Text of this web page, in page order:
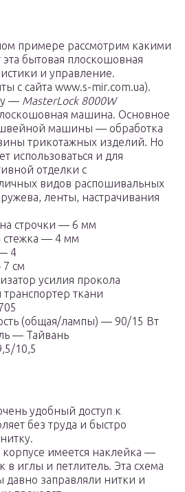
примере рассмотрим какими
бытовая плоскошовная
и управление.
с сайта www.s-mir.com.ua).
— MasterLock 8000W
машина. Основное
машины — обработка
трикотажных изделий. Но
использоваться и для
отделки с
видов распошивальных
ленты, настрачивания
строчки — 6 мм
стежка — 4 мм
4
см
усилия прокола
ткани
(общая/лампы) — 90/15 Вт
— Тайвань
10,5
удобный доступ к
без труда и быстро
имеется наклейка —
в иглы и петлитель. Эта схема
давно заправляли нитки и